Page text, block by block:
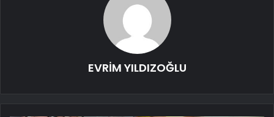
EVRİM YILDIZOĞLU